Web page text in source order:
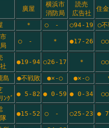
廣屋
横浜市
消防局
読売
広告社
住
＊ ○　- ○94-19 ○不
○　- ＊ ●17-26
●19-94 ○26-17 ＊
島 ●不戦敗 ●×-○ ●×-○
ﾝｸﾞ
● 5-82 ● 0-59 ● 0-34
●15-52 ○　- ○25-23 ●